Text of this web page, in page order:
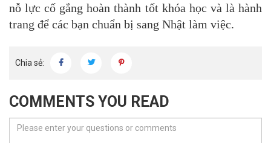
nỗ lực cố gắng hoàn thành tốt khóa học và là hành
trang để các bạn chuẩn bị sang Nhật làm việc.
Chia sẻ:
COMMENTS YOU READ